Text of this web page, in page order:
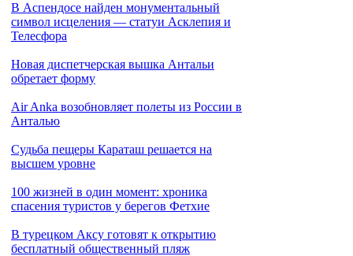
В Аспендосе найден монументальный
символ исцеления — статуи Асклепия и
Телесфора
Новая диспетчерская вышка Антальи
обретает форму
Air Anka возобновляет полеты из России в
Анталью
Cудьба пещеры Караташ решается на
высшем уровне
100 жизней в один момент: хроника
спасения туристов у берегов Фетхие
В турецком Аксу готовят к открытию
бесплатный общественный пляж